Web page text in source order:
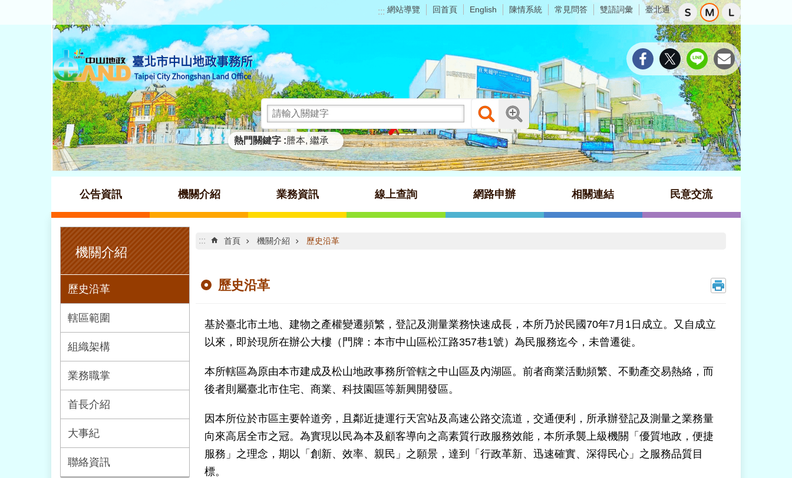
跳到主要內容區塊 ::: 網站導覽 回首頁 English 陳情系統 常見問答 雙語詞彙 臺北通
熱門關鍵字 謄本 繼承
公告資訊 機關介紹 業務資訊 線上查詢 網路申辦 相關連結 民意交流
:::
機關介紹
歷史沿革
轄區範圍
組織架構
業務職掌
首長介紹
大事紀
聯絡資訊
::: 首頁 機關介紹 歷史沿革
歷史沿革
基於臺北市土地、建物之產權變遷頻繁，登記及測量業務快速成長，本所乃於民國70年7月1日成立。又自成立
以來，即於現所在辦公大樓（門牌：本市中山區松江路357巷1號）為民服務迄今，未曾遷徙。
本所轄區為原由本市建成及松山地政事務所管轄之中山區及內湖區。前者商業活動頻繁、不動產交易熱絡，而
後者則屬臺北市住宅、商業、科技園區等新興開發區。
因本所位於市區主要幹道旁，且鄰近捷運行天宮站及高速公路交流道，交通便利，所承辦登記及測量之業務量
向來高居全市之冠。為實現以民為本及顧客導向之高素質行政服務效能，本所承襲上級機關「優質地政，便捷
服務」之理念，期以「創新、效率、親民」之願景，達到「行政革新、迅速確實、深得民心」之服務品質目
標。